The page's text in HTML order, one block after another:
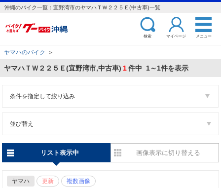
沖縄のバイク一覧：宜野湾市のヤマハＴＷ２２５Ｅ(中古車)一覧
検索 マイページ メニュー
ヤマハのバイク ＞
ヤマハＴＷ２２５Ｅ(宜野湾市,中古車) 1件中 1～1件を表示
条件を指定して絞り込み
並び替え
リスト表示中 画像表示に切り替える
ヤマハ 更新 複数画像